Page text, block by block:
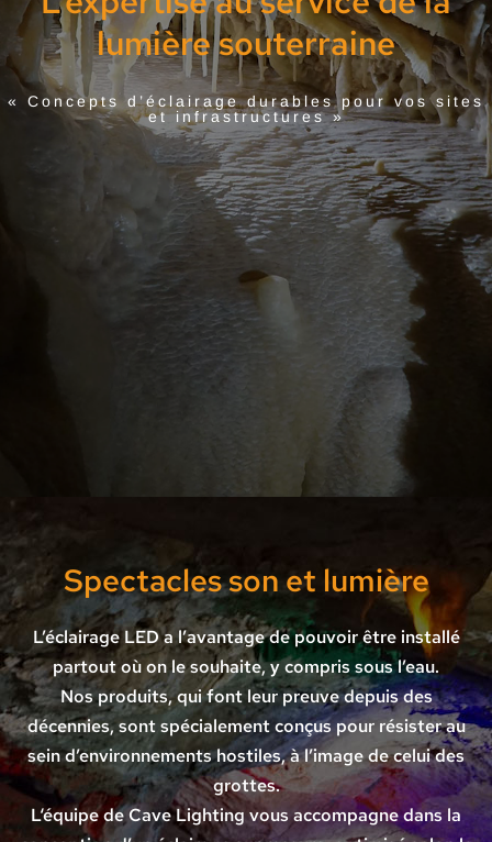
lumière souterraine
« Concepts d’éclairage durables pour vos sites
et infrastructures »
Spectacles son et lumière
L’éclairage LED a l’avantage de pouvoir être installé
partout où on le souhaite, y compris sous l’eau.
Nos produits, qui font leur preuve depuis des
décennies, sont spécialement conçus pour résister au
sein d’environnements hostiles, à l’image de celui des
grottes.
L‘équipe de Cave Lighting vous accompagne dans la
Année d'archivage 2019
Année d'archive 2018 et antérieure